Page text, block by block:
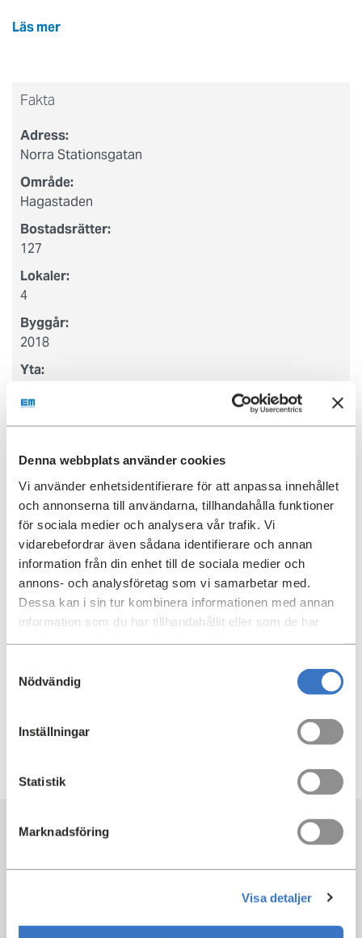
Denna webbplats använder cookies
Vi använder enhetsidentifierare för att anpassa innehållet
och annonserna till användarna, tillhandahålla funktioner
för sociala medier och analysera vår trafik. Vi
vidarebefordrar även sådana identifierare och annan
information från din enhet till de sociala medier och
annons- och analysföretag som vi samarbetar med.
Dessa kan i sin tur kombinera informationen med annan
information som du har tillhandahållit eller som de har
Nödvändig
Inställningar
Statistik
Marknadsföring
Visa detaljer
över de grönskande parkerna åt andra hållet.
alla lägenheter mer lättmöblerade. Standarden på golv,
genomgående hög, även om stilarna skiljer sig åt
betydligt mellan de två lägenhetstyperna. Badrummen
är välplanerade och utrustade med tvättmaskin och
torktumlare, alternativt kombimaskin.
Läs mer
Fakta
Norra Stationsgatan
Adress:
Hagastaden
Område:
127
Bostadsrätter:
4
Lokaler:
2018
Byggår:
Yta:
Här visas en karta om dutillåter cookies för inställningar
Läs om våra andra projekt
i Hagastaden